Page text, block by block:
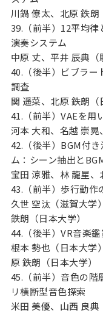
川鍋 僚太、北原 鉄朗
39.（前半）12平均
演奏システム
中原 丈、平井 辰典（
40.（後半）ビブラー
調査
関 遥菜、北原 鉄朗（
41.（前半）VAEを用
河本 大和、名越 崇晃
42.（後半）BGM付
ム：シーン抽出と
宝田 涼雅、林 龍星、
43.（前半）歩行動作
久世 空汰（滋賀大学
鉄朗（日本大学）
44.（後半）VR音楽
根本 勢也（日本大学
原 鉄朗（日本大学）
45.（前半）音色の階
リ横断型音色探索
米田 美優、山西 良